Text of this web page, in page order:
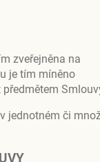
zveřejněna na
je tím míněno
jednotném či